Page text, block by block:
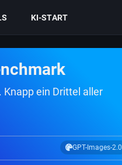
KI-START
Knapp ein Drittel aller
GPT-Images-2.0